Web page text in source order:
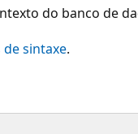
do banco de
de sintaxe.